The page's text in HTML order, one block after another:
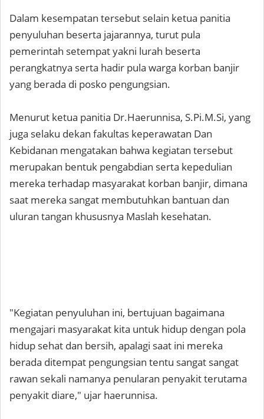
Dalam kesempatan tersebut selain ketua panitia
penyuluhan beserta jajarannya, turut pula
pemerintah setempat yakni lurah beserta
perangkatnya serta hadir pula warga korban banjir
yang berada di posko pengungsian.
Menurut ketua panitia Dr.Haerunnisa, S.Pi.M.Si, yang
juga selaku dekan fakultas keperawatan Dan
Kebidanan mengatakan bahwa kegiatan tersebut
merupakan bentuk pengabdian serta kepedulian
mereka terhadap masyarakat korban banjir, dimana
saat mereka sangat membutuhkan bantuan dan
uluran tangan khususnya Maslah kesehatan.
"Kegiatan penyuluhan ini, bertujuan bagaimana
mengajari masyarakat kita untuk hidup dengan pola
hidup sehat dan bersih, apalagi saat ini mereka
berada ditempat pengungsian tentu sangat sangat
rawan sekali namanya penularan penyakit terutama
penyakit diare," ujar haerunnisa.